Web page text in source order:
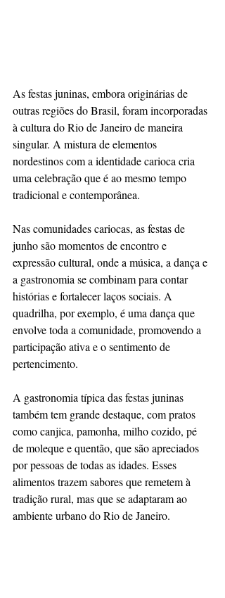
As festas juninas, embora originárias de
outras regiões do Brasil, foram incorporadas
à cultura do Rio de Janeiro de maneira
singular. A mistura de elementos
nordestinos com a identidade carioca cria
uma celebração que é ao mesmo tempo
tradicional e contemporânea.
Nas comunidades cariocas, as festas de
junho são momentos de encontro e
expressão cultural, onde a música, a dança e
a gastronomia se combinam para contar
histórias e fortalecer laços sociais. A
quadrilha, por exemplo, é uma dança que
envolve toda a comunidade, promovendo a
participação ativa e o sentimento de
pertencimento.
A gastronomia típica das festas juninas
também tem grande destaque, com pratos
como canjica, pamonha, milho cozido, pé
de moleque e quentão, que são apreciados
por pessoas de todas as idades. Esses
alimentos trazem sabores que remetem à
tradição rural, mas que se adaptaram ao
ambiente urbano do Rio de Janeiro.